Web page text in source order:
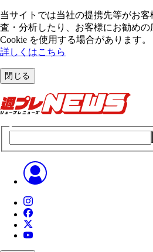
当サイトでは当社の提携先等がお
査・分析したり、お客様にお勧め
Cookie を使⽤する場合があります。
詳しくはこちら
閉じる